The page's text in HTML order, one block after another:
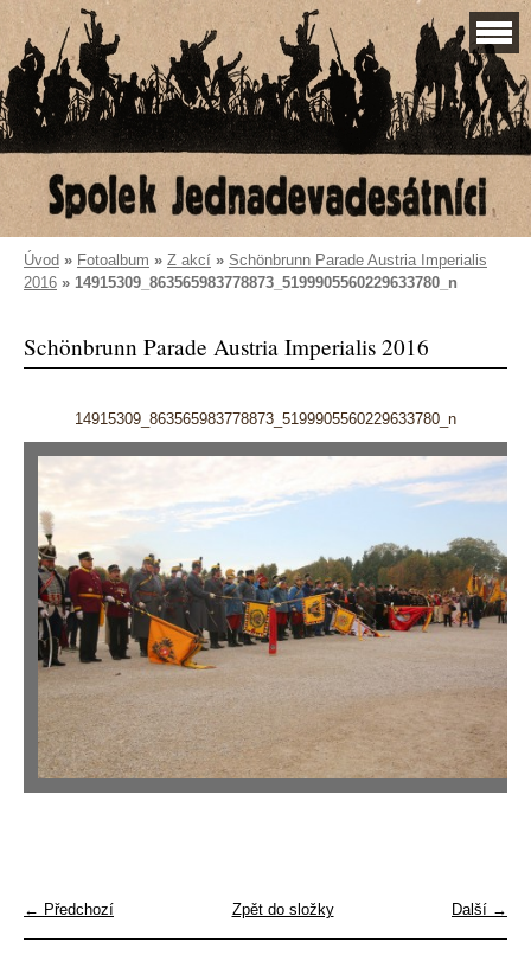
Úvod » Fotoalbum » Z akcí » Schönbrunn Parade Austria Imperialis
2016 » 14915309_863565983778873_5199905560229633780_n
Schönbrunn Parade Austria Imperialis 2016
14915309_863565983778873_5199905560229633780_n
← Předchozí Další →
Zpět do složky